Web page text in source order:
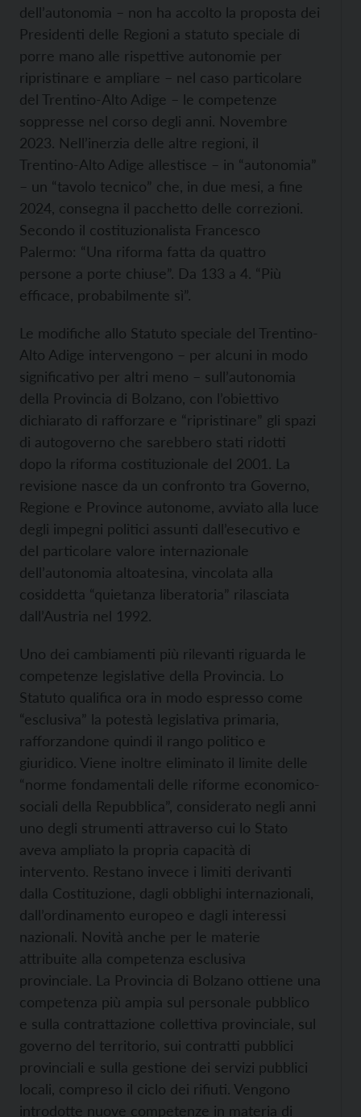
dell’autonomia – non ha accolto la proposta dei
Presidenti delle Regioni a statuto speciale di
porre mano alle rispettive autonomie per
ripristinare e ampliare – nel caso particolare
del Trentino-Alto Adige – le competenze
soppresse nel corso degli anni. Novembre
2023. Nell’inerzia delle altre regioni, il
Trentino-Alto Adige allestisce – in “autonomia”
– un “tavolo tecnico” che, in due mesi, a fine
2024, consegna il pacchetto delle correzioni.
Secondo il costituzionalista Francesco
Palermo: “Una riforma fatta da quattro
persone a porte chiuse”. Da 133 a 4. “Più
efficace, probabilmente sì”.
Le modifiche allo Statuto speciale del Trentino-
Alto Adige intervengono – per alcuni in modo
significativo per altri meno – sull’autonomia
della Provincia di Bolzano, con l’obiettivo
dichiarato di rafforzare e “ripristinare” gli spazi
di autogoverno che sarebbero stati ridotti
dopo la riforma costituzionale del 2001. La
revisione nasce da un confronto tra Governo,
Regione e Province autonome, avviato alla luce
degli impegni politici assunti dall’esecutivo e
del particolare valore internazionale
dell’autonomia altoatesina, vincolata alla
cosiddetta “quietanza liberatoria” rilasciata
dall’Austria nel 1992.
Uno dei cambiamenti più rilevanti riguarda le
competenze legislative della Provincia. Lo
Statuto qualifica ora in modo espresso come
“esclusiva” la potestà legislativa primaria,
rafforzandone quindi il rango politico e
giuridico. Viene inoltre eliminato il limite delle
“norme fondamentali delle riforme economico-
sociali della Repubblica”, considerato negli anni
uno degli strumenti attraverso cui lo Stato
aveva ampliato la propria capacità di
intervento. Restano invece i limiti derivanti
dalla Costituzione, dagli obblighi internazionali,
dall’ordinamento europeo e dagli interessi
nazionali. Novità anche per le materie
attribuite alla competenza esclusiva
provinciale. La Provincia di Bolzano ottiene una
competenza più ampia sul personale pubblico
e sulla contrattazione collettiva provinciale, sul
governo del territorio, sui contratti pubblici
provinciali e sulla gestione dei servizi pubblici
locali, compreso il ciclo dei rifiuti. Vengono
introdotte nuove competenze in materia di